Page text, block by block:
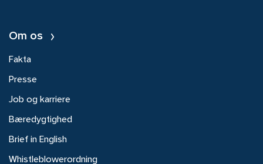
Om os
Fakta
Presse
Job og karriere
Bæredygtighed
Brief in English
Whistleblowerordning